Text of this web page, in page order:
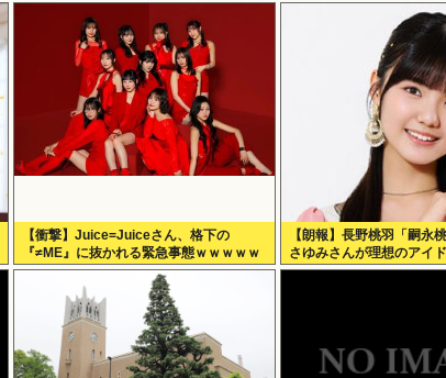
【衝撃】Juice=Juiceさん、格下の
『≠ME』に抜かれる緊急事態ｗｗｗｗｗ
ｗｗｗｗｗｗｗ
【朗報】長野桃羽「嗣永
さゆみさんが理想のアイド